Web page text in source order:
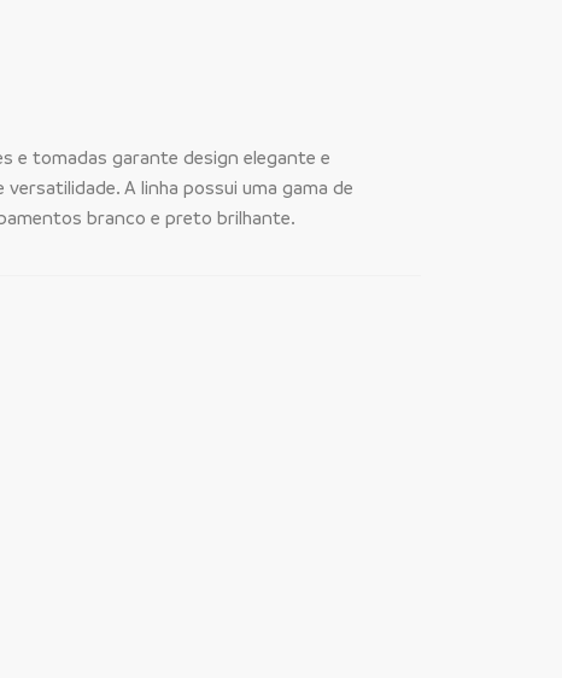
e tomadas garante design elegante e
versatilidade. A linha possui uma gama de
branco e preto brilhante.